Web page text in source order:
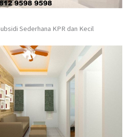
Sederhana KPR dan Kecil